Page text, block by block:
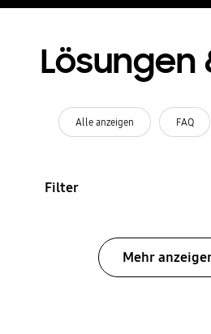
Lösungen
Alle anzeigen FAQ
Filter
Mehr